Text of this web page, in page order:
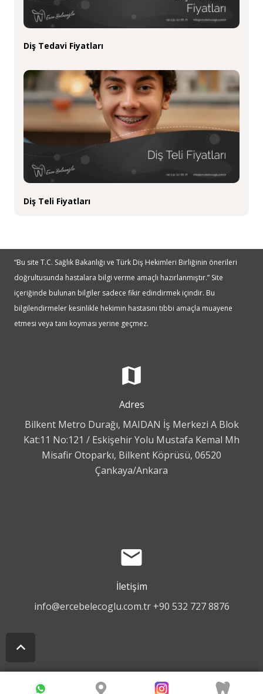
Diş Tedavi Fiyatları
Diş Teli Fiyatları
“Bu site T.C. Sağlık Bakanlığı ve Türk Diş Hekimleri Birliğinin önerileri
doğrultusunda hastalara bilgi verme amaçlı hazırlanmıştır.” Site
içeriğinde bulunan bilgiler sadece fikir edindirmek içindir. Bu
bilgilendirmeler kesinlikle hekimin hastasını tıbbi amaçla muayene
etmesi veya tanı koyması yerine geçmez.
map
Adres
Bilkent Metro Durağı, MAIDAN İş Merkezi A Blok
Kat:11 No:121 / Eskişehir Yolu Mustafa Kemal Mh
Misafir Otoparkı, Bilkent Köprüsü, 06520
Çankaya/Ankara
email
İletişim
info@ercebelecoglu.com.tr +90 532 727 8876